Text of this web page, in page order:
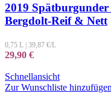
2019
Bergdolt-Reif & Nett
0,75 L | 39,87 €/L
29,90 €
Schnellansicht
Zur Wunschliste hinzufügen